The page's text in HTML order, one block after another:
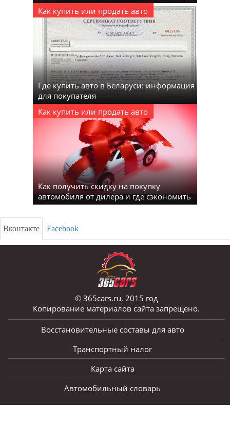
Как купить или продать авто
Где купить авто в Беларуси: информация
для покупателя
Как купить или продать авто
Как получить скидку на покупку
автомобиля от дилера и где сэкономить
Вконтакте Facebook
© 365cars.ru, 2015 год
Копирование материалов сайта запрещено.
Восстановительные составы для авто
Транспортный налог
Карта сайта
Автомобильный словарь